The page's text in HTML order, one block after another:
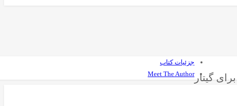
جزئیات کتاب
Meet The Author